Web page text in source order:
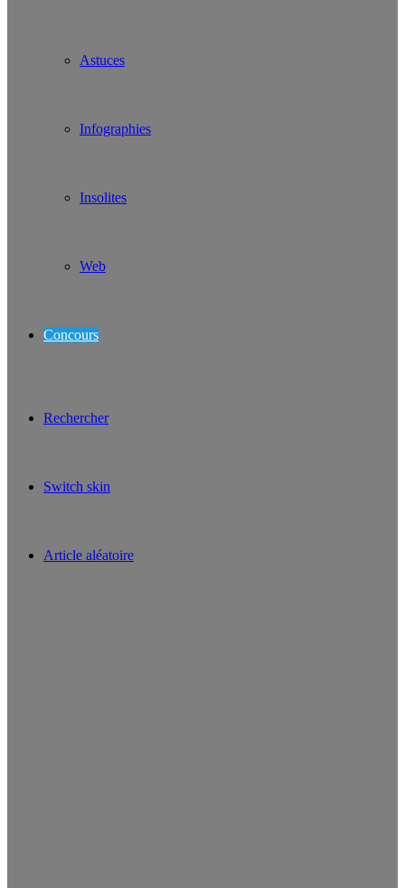
Astuces
Infographies
Insolites
Web
Concours
Rechercher
Switch skin
Article aléatoire